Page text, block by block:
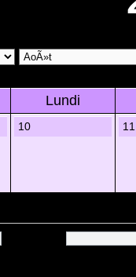
Lundi
10 11